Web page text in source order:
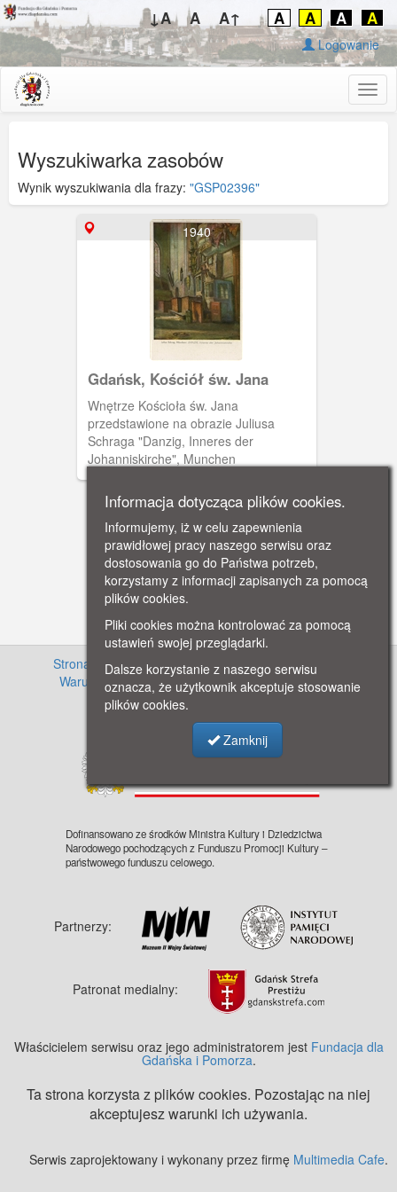
↓A A A↑ A A A A
Logowanie
Wyszukiwarka zasobów
Wynik wyszukiwania dla frazy: "GSP02396"
1940
Gdańsk, Kościół św. Jana
Wnętrze Kościoła św. Jana
przedstawione na obrazie Juliusa
Schraga "Danzig, Inneres der
Johanniskirche", Munchen
Strona główna · Informacje o projekcie · Cennik
Warunki używania zasobów
· Kontakt ·
Regulamin
serwisu
· Polityka prywatności
Dofinansowano ze środków Ministra Kultury i Dziedzictwa
Narodowego pochodzących z Funduszu Promocji Kultury –
państwowego funduszu celowego.
Partnerzy:
Patronat medialny:
Właścicielem serwisu oraz jego administratorem jest Fundacja dla
Gdańska i Pomorza.
Ta strona korzysta z plików cookies. Pozostając na niej
akceptujesz warunki ich używania.
Serwis zaprojektowany i wykonany przez firmę Multimedia Cafe.
Informacja dotycząca plików cookies.
Informujemy, iż w celu zapewnienia
prawidłowej pracy naszego serwisu oraz
dostosowania go do Państwa potrzeb,
korzystamy z informacji zapisanych za pomocą
plików cookies.
Pliki cookies można kontrolować za pomocą
ustawień swojej przeglądarki.
Dalsze korzystanie z naszego serwisu
oznacza, że użytkownik akceptuje stosowanie
plików cookies.
Zamknij